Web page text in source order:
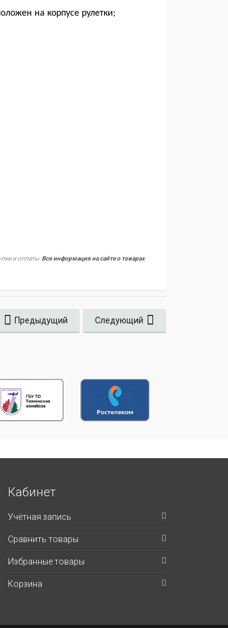
на корпусе рулетки;
и оплаты. Вся информация на сайте о товарах
Предыдущий Следующий
Кабинет
Учётная запись
Сравнить товары
Избранные товары
Корзина